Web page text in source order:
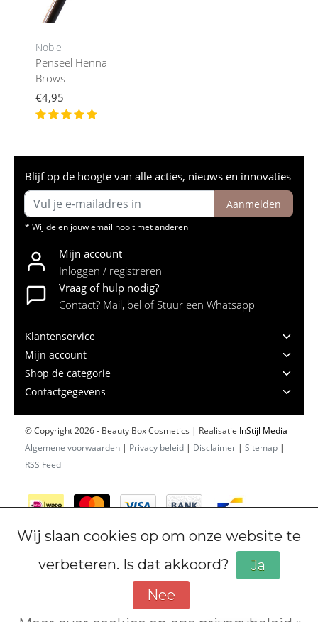
Noble
Penseel Henna
Brows
€4,95
Blijf op de hoogte van alle acties, nieuws en innovaties
Aanmelden
* Wij delen jouw email nooit met anderen
Mijn account
Inloggen / registreren
Vraag of hulp nodig?
Contact? Mail, bel of Stuur een Whatsapp
Klantenservice
Mijn account
Shop de categorie
Contactgegevens
© Copyright 2026 - Beauty Box Cosmetics | Realisatie InStijl Media
Algemene voorwaarden | Privacy beleid | Disclaimer | Sitemap |
RSS Feed
Wij slaan cookies op om onze website te
verbeteren. Is dat akkoord?
Ja
Nee